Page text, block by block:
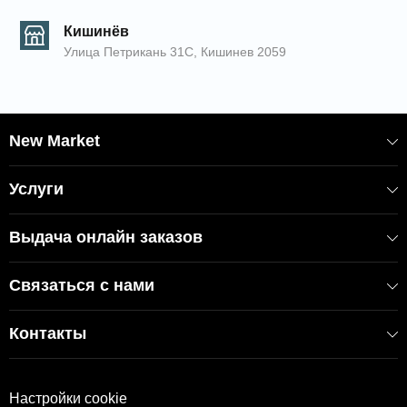
Кишинёв
Улица Петрикань 31С, Кишинев 2059
New Market
Услуги
Выдача онлайн заказов
Связаться с нами
Контакты
Настройки cookie